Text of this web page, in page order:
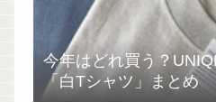
今年はどれ買う？
「白Tシャツ」まとめ